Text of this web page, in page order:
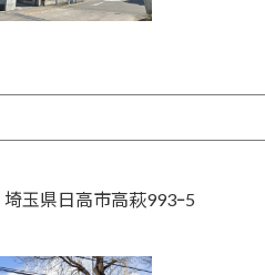
埼玉県日高市高萩993ｰ5